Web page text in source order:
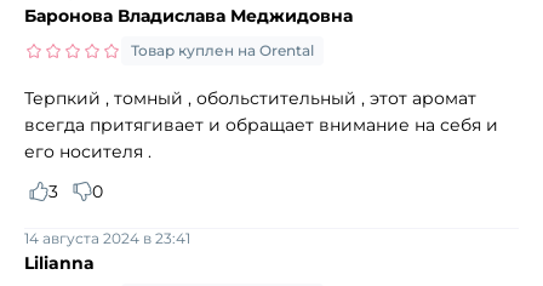
Баронова Владислава Меджидовна
Товар куплен на Orental
Терпкий , томный , обольстительный , этот аромат
всегда притягивает и обращает внимание на себя и
его носителя .
3
0
Lilianna
14 августа 2024 в 23:41